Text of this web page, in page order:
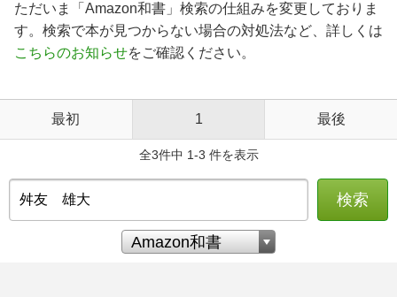
ただいま「Amazon和書」検索の仕組みを変更しておりま
す。検索で本が見つからない場合の対処法など、詳しくは
こちらのお知らせをご確認ください。
最初 1 最後
全3件中 1-3 件を表示
検索